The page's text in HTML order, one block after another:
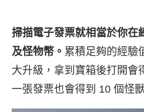
掃描電子發票就相當於你在
及怪物幣。 累積足夠的經驗
大升級，拿到寶箱後打開會
一張發票也會得到 10 個怪